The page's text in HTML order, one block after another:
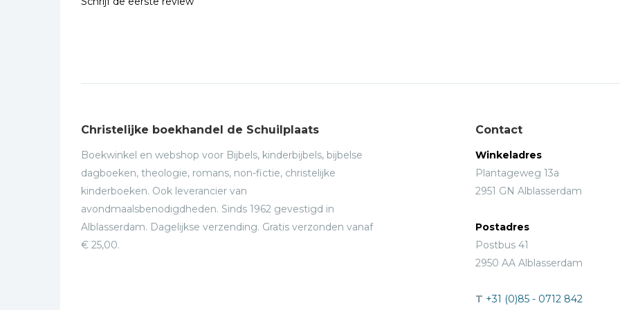
Christelijke boekhandel de Schuilplaats
Boekwinkel en webshop voor Bijbels, kinderbijbels, bijbelse
dagboeken, theologie, romans, non-fictie, christelijke
kinderboeken. Ook leverancier van
avondmaalsbenodigdheden. Sinds 1962 gevestigd in
Alblasserdam. Dagelijkse verzending. Gratis verzonden vanaf
€ 25,00.
Contact
Winkeladres
Plantageweg 13a
2951 GN Alblasserdam
Postadres
Postbus 41
2950 AA Alblasserdam
T +31 (0)85 - 0712 842